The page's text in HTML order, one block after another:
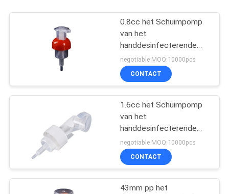
0.8cc het Schuimpomp
van het
handdesinfecterende
middel
negotiable MOQ:10000pcs
CONTACT
1.6cc het Schuimpomp
van het
handdesinfecterende
middel
negotiable MOQ:10000pcs
CONTACT
43mm pp het